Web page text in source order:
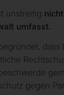
unstreitig
umfasst.
dass
gegen